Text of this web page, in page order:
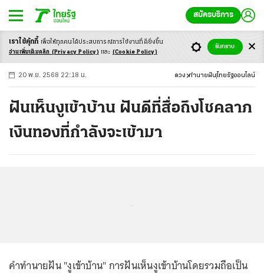
สมัครบริการ
-ก ก ก+
20 พ.ย. 2568 22:18 น. ดวง ทำนายฝัน ไทยรัฐออนไลน์
ฝันเห็นงูเข้าบ้าน ฝันดีที่สื่อถึงโชคลาภ
เงินทองที่กำลังจะเข้ามา
คำทำนายฝัน "งูเข้าบ้าน" การฝันเห็นงูเข้าบ้านโดยรวมถือเป็น
เราใช้คุ้กกี้ เพื่อให้ทุกคนได้ประสบการณ์การใช้งานที่ดียิ่งขึ้น
อ่านเพิ่มเติมคลิก (Privacy Policy) และ (Cookie Policy)
รับทราบ